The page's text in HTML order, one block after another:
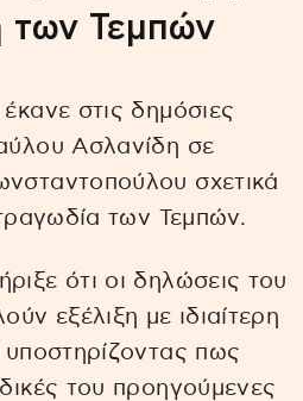
των Τεμπών
στις δημόσιες
Ασλανίδη σε
σχετικά
των Τεμπών.
ότι οι δηλώσεις του
εξέλιξη με ιδιαίτερη
υποστηρίζοντας πως
του προηγούμενες